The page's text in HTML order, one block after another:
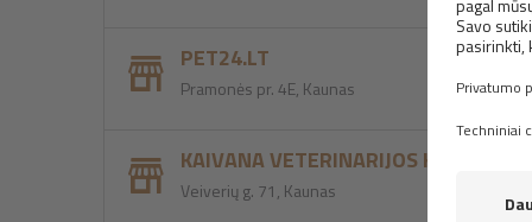
PET24.LT
Pramonės pr. 4E, Kaunas
KAIVANA VETERINARIJOS KLINIKA
Veiverių g. 71, Kaunas